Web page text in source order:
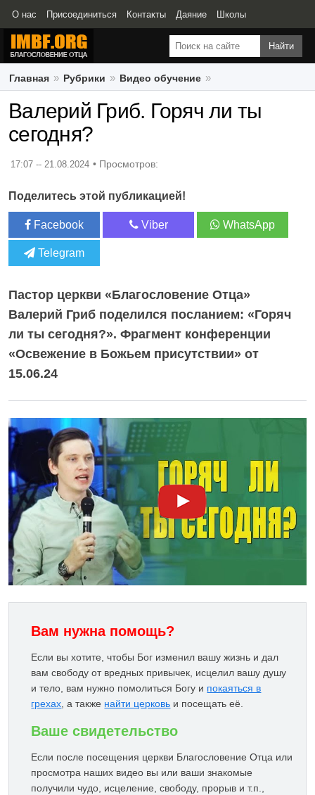
О нас Присоединиться Контакты Даяние Школы
Свидетельства
Главная Рубрики Видео обучение
Валерий Гриб. Горяч ли ты сегодня?
Валерий Гриб. Горяч ли ты
сегодня?
17:07 -- 21.08.2024
Поделитесь этой публикацией!
Facebook Viber WhatsApp
Telegram
Пастор церкви «Благословение Отца»
Валерий Гриб поделился посланием: «Горяч
ли ты сегодня?». Фрагмент конференции
«Освежение в Божьем присутствии» от
15.06.24
Вам нужна помощь?
Если вы хотите, чтобы Бог изменил вашу жизнь и дал
вам свободу от вредных привычек, исцелил вашу душу
и тело, вам нужно помолиться Богу и покаяться в
грехах, а также найти церковь и посещать её.
Ваше свидетельство
Если после посещения церкви Благословение Отца или
просмотра наших видео вы или ваши знакомые
получили чудо, исцеление, свободу, прорыв и т.п.,